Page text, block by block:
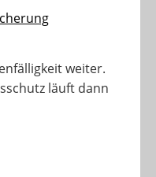
weiter.
läuft dann